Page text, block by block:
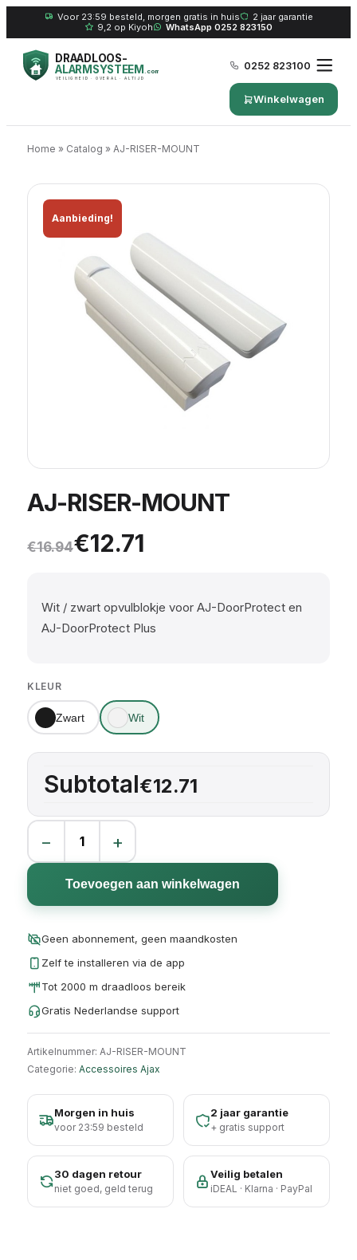
Voor 23:59 besteld, morgen gratis in huis
2 jaar garantie
9,2 op Kiyoh
WhatsApp 0252 823150
DRAADLOOS-
ALARMSYSTEEM.com
VEILIGHEID · OVERAL · ALTIJD
0252 823100
Winkelwagen
Home » Catalog » AJ-RISER-MOUNT
Aanbieding!
AJ-RISER-MOUNT
€16.94
Oorspronkelijke prijs was:
€12.71
Huidige prijs is: €12.71.
Wit / zwart opvulblokje voor AJ-DoorProtect en
AJ-DoorProtect Plus
KLEUR
Zwart Wit
Subtotal€12.71
−
AJ-RISER-MOUNT aantal
+
Toevoegen aan winkelwagen
Geen abonnement, geen maandkosten
Zelf te installeren via de app
Tot 2000 m draadloos bereik
Gratis Nederlandse support
Artikelnummer: AJ-RISER-MOUNT
Categorie: Accessoires Ajax
Morgen in huis
voor 23:59 besteld
2 jaar garantie
+ gratis support
30 dagen retour
niet goed, geld terug
Veilig betalen
iDEAL · Klarna · PayPal